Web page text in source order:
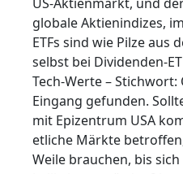
globale Aktienindizes,
ETFs sind wie Pilze aus
selbst bei Dividenden-
Tech-Werte –
Eingang gefunden.
mit Epizentrum USA
etliche Märkte
Weile brauchen, bis sich